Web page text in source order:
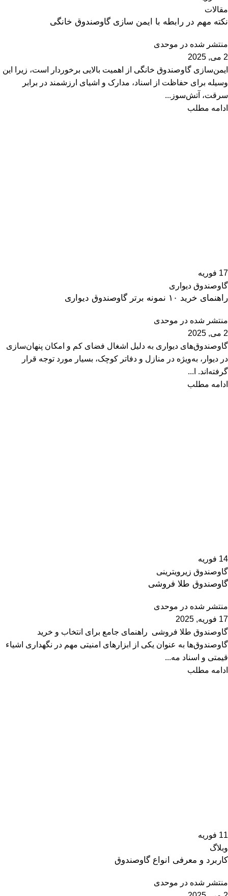
مقالات
نکته مهم در رابطه با ایمن سازی گاوصندوق خانگی
منتشر شده در موحدی
2 می, 2025
ایمن‌سازی گاوصندوق خانگی از اهمیت بالایی برخوردار است، زیرا این
وسیله برای حفاظت از اسناد، مدارک و اشیای ارزشمند در برابر
سرقت، آتش‌سوز...
ادامه مطلب
17 فوریه
گاوصندوق دیواری
راهنمای خرید ۱۰ نمونه برتر گاوصندوق دیواری
منتشر شده در موحدی
2 می, 2025
گاوصندوق‌های دیواری به دلیل اشغال فضای کم و امکان پنهان‌سازی
در دیوار، به‌ویژه در منازل و دفاتر کوچک، بسیار مورد توجه قرار
گرفته‌اند. ا...
ادامه مطلب
14 فوریه
گاوصندوق زیرویترینی
گاوصندوق طلا فروشی
منتشر شده در موحدی
17 فوریه, 2025
گاوصندوق طلا فروشی راهنمای جامع برای انتخاب و خرید
گاوصندوق‌ها به عنوان یکی از ابزارهای امنیتی مهم در نگهداری اشیاء
قیمتی و اسناد مه...
ادامه مطلب
11 فوریه
وبلاگ
کاربرد و معرفی انواع گاوصندوق
منتشر شده در موحدی